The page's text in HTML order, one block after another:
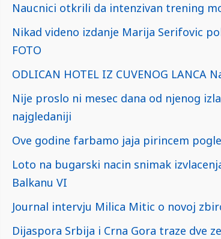
Naucnici otkrili da intenzivan trening
Nikad videno izdanje Marija Serifovic
FOTO
ODLICAN HOTEL IZ CUVENOG
Nije proslo ni mesec dana od njenog
najgledaniji
Ove godine farbamo jaja pirincem
Loto na bugarski nacin snimak
Balkanu VI
Journal intervju Milica Mitic o novoj
Dijaspora Srbija i Crna Gora traze dve